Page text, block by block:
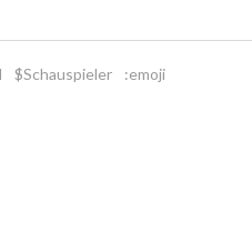
$Schauspieler :emoji